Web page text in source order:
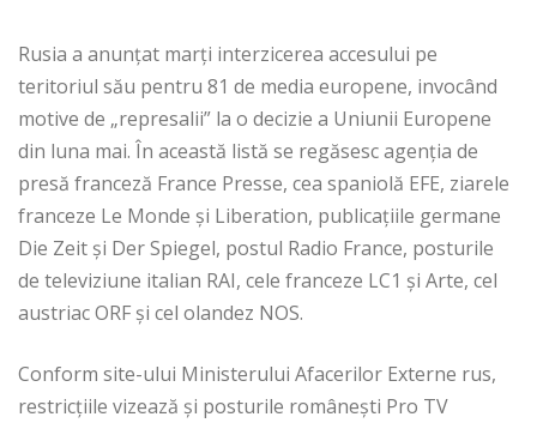
Rusia a anunțat marți interzicerea accesului pe
teritoriul său pentru 81 de media europene, invocând
motive de „represalii” la o decizie a Uniunii Europene
din luna mai. În această listă se regăsesc agenția de
presă franceză France Presse, cea spaniolă EFE, ziarele
franceze Le Monde și Liberation, publicațiile germane
Die Zeit și Der Spiegel, postul Radio France, posturile
de televiziune italian RAI, cele franceze LC1 și Arte, cel
austriac ORF și cel olandez NOS.
Conform site-ului Ministerului Afacerilor Externe rus,
restricțiile vizează și posturile românești Pro TV